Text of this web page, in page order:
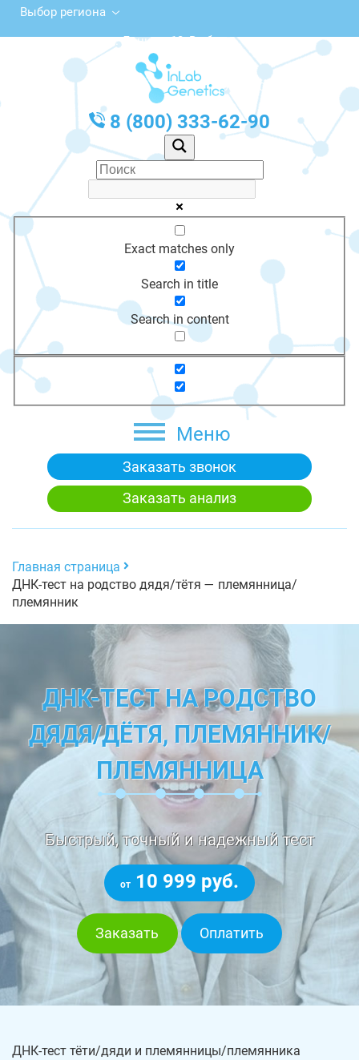
Выбор региона
просп. Ленина, 12, Выборг
с 10:00 до 20:00
График работы: Пн-Пт с 10:00 до 20:00
8 (800) 333-62-90
Exact matches only
Search in title
Search in content
Меню
Заказать звонок
Заказать анализ
Главная страница
ДНК-тест на родство дядя/тётя — племянница/
племянник
ДНК-ТЕСТ НА РОДСТВО
ДЯДЯ/ДЁТЯ, ПЛЕМЯННИК/
ПЛЕМЯННИЦА
Быстрый, точный и надежный тест
от 10 999 руб.
Заказать Оплатить
ДНК-тест тёти/дяди и племянницы/племянника